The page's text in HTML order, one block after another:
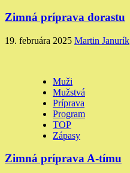
Zimná príprava dorastu
19. februára 2025 Martin Janurík
Muži
Mužstvá
Príprava
Program
TOP
Zápasy
Zimná príprava A-tímu